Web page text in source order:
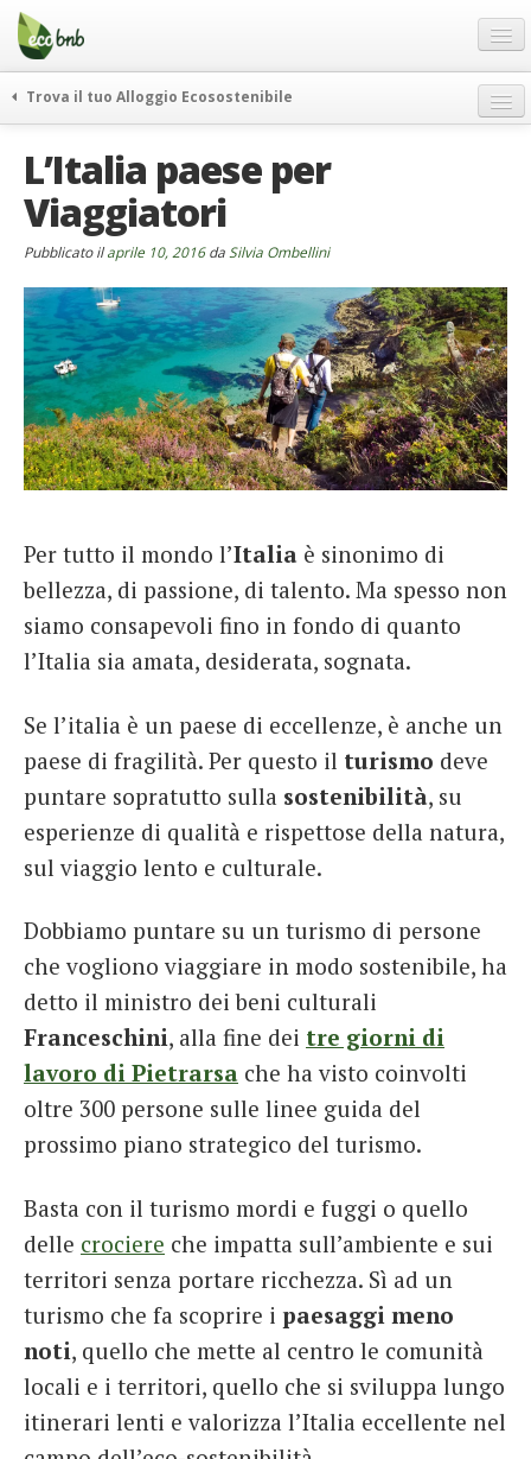
Menu
Salta
contenuto
Offerte Speciali
Regali
FAQ
Chi Siamo
Partner
Contatti
Italiano
German
English
French
Italiano
Trova il tuo Alloggio Ecosostenibile
itinerari
curiosità
vivere e viaggiare verde
ecohotel
rassegna stampa
L’Italia paese per
Viaggiatori
Pubblicato ilaprile 10, 2016da Silvia Ombellini
Per tutto il mondo l’Italia è sinonimo di
bellezza, di passione, di talento. Ma spesso non
siamo consapevoli fino in fondo di quanto
l’Italia sia amata, desiderata, sognata.
Se l’italia è un paese di eccellenze, è anche un
paese di fragilità. Per questo il turismo deve
puntare sopratutto sulla sostenibilità, su
esperienze di qualità e rispettose della natura,
sul viaggio lento e culturale.
Dobbiamo puntare su un turismo di persone
che vogliono viaggiare in modo sostenibile, ha
detto il ministro dei beni culturali
Franceschini, alla fine dei tre giorni di
lavoro di Pietrarsa che ha visto coinvolti
oltre 300 persone sulle linee guida del
prossimo piano strategico del turismo.
Basta con il turismo mordi e fuggi o quello
delle crociere che impatta sull’ambiente e sui
territori senza portare ricchezza. Sì ad un
turismo che fa scoprire i paesaggi meno
noti, quello che mette al centro le comunità
locali e i territori, quello che si sviluppa lungo
itinerari lenti e valorizza l’Italia eccellente nel